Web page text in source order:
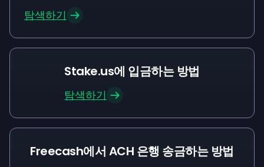
탐색하기
Stake.us에 입금하는 방법
탐색하기
Freecash에서 ACH 은행 송금하는 방법